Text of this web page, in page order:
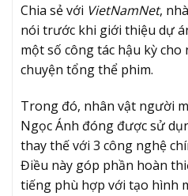
Chia sẻ với VietNamNet,
nói trước khi giới thiệu dự
một số công tác hậu kỳ
chuyện tổng thể phim.
Trong đó, nhân vật người
Ngọc Ánh đóng được sử
thay thế với 3 công nghệ
Điều này góp phần hoàn
tiếng phù hợp với tạo hình